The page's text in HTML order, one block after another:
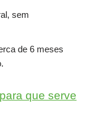
sem
de 6 meses
que serve